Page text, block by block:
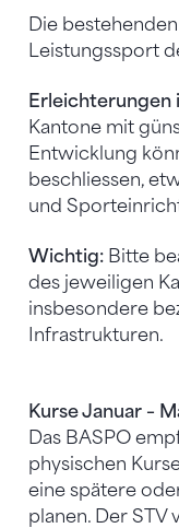
Die
Leistungssport
Erleichterungen
Kantone mit
Entwicklung
beschliessen,
und
Wichtig: Bitte
des jeweiligen
insbesondere
Infrastrukturen.
Kurse Januar –
Das BASPO
physischen
eine spätere
planen. Der STV